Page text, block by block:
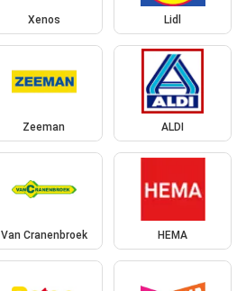
Xenos Lidl
Zeeman ALDI
Van Cranenbroek HEMA